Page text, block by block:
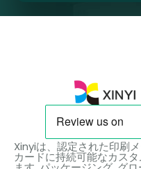
Xinyiは、認定された印刷
カードに持続可能なカス